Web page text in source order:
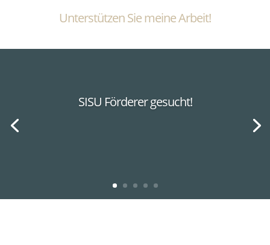
Unterstützen Sie meine Arbeit!
SISU Förderer gesucht!